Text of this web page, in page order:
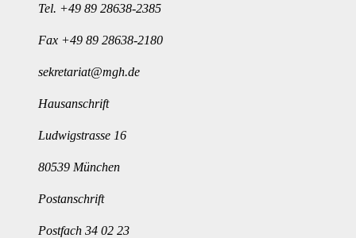
Tel. +49 89 28638-2385
Fax +49 89 28638-2180
sekretariat@mgh.de
Hausanschrift
Ludwigstrasse 16
80539 München
Postanschrift
Postfach 34 02 23